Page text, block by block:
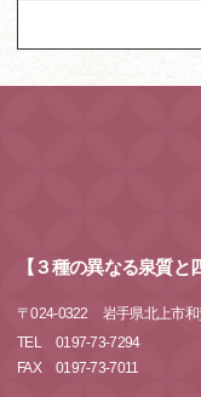
【３種の異なる泉質
〒024-0322
岩手県北上市
TEL
0197-73-7294
FAX
0197-73-7011